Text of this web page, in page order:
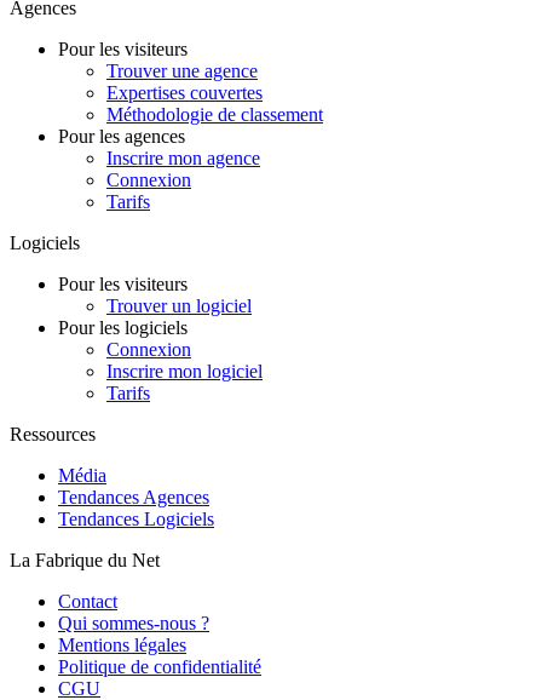
Agences
Pour les visiteurs
Trouver une agence
Expertises couvertes
Méthodologie de classement
Pour les agences
Inscrire mon agence
Connexion
Tarifs
Logiciels
Pour les visiteurs
Trouver un logiciel
Pour les logiciels
Connexion
Inscrire mon logiciel
Tarifs
Ressources
Média
Tendances Agences
Tendances Logiciels
La Fabrique du Net
Contact
Qui sommes-nous ?
Mentions légales
Politique de confidentialité
CGU